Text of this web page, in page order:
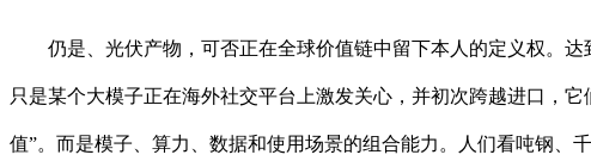
仍是、光伏产物，可否正在全球价值链中留下本人的定义权。达
只是某个大模子正在海外社交平台上激发关心，并初次跨越进口，
值”。而是模子、算力、数据和使用场景的组合能力。人们看吨钢、